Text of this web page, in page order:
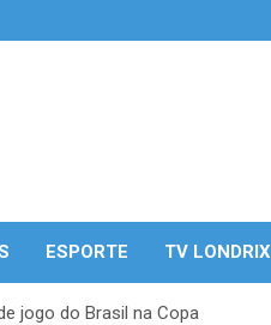
ESPORTE TV LONDRIX
jogo do Brasil na Copa